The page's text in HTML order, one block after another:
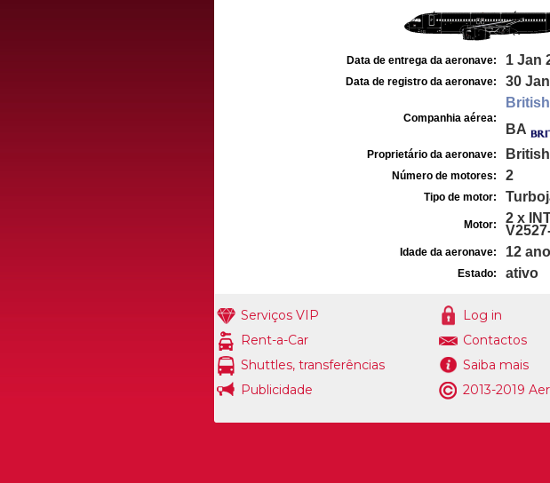
Data de entrega da aeronave: 1 Jan
Data de registro da aeronave: 30
Companhia aérea:
BA
Proprietário da aeronave:
Número de motores: 2
Tipo de motor:
Motor:
2 x
Idade da aeronave: 12
Estado: ativo
Serviços VIP
Rent-a-Car
Shuttles, transferências
Publicidade
Log in
Contactos
Saiba mais
2013-2019